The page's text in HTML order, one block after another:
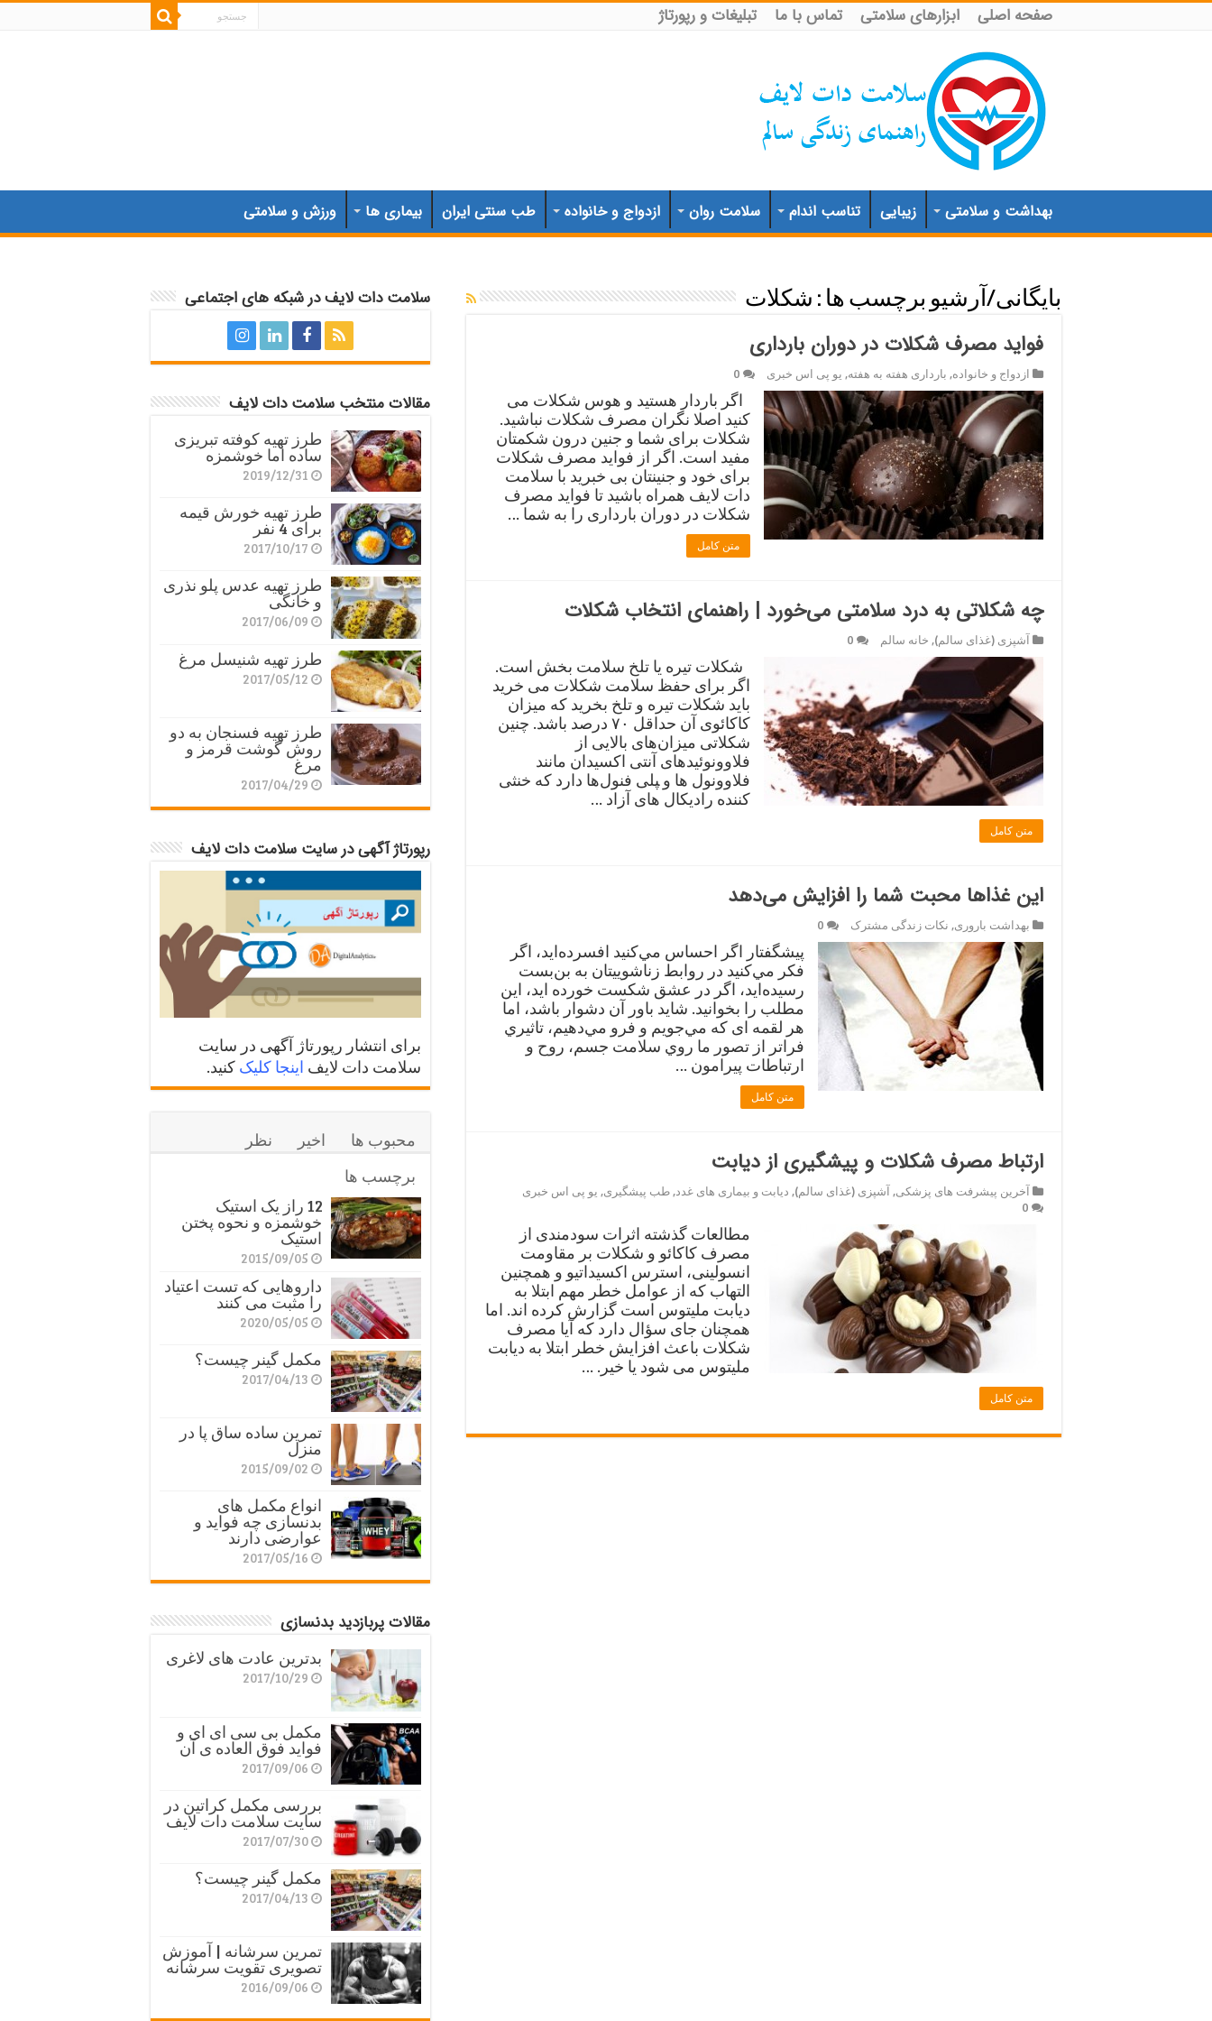
صفحه اصلی ابزارهای سلامتی تماس با ما تبلیغات و رپورتاژ
بهداشت و سلامتی زیبایی تناسب اندام سلامت روان ازدواج و خانواده طب سنتی ایران بیماری ها ورزش و سلامتی
بایگانی/آرشیو برچسب ها : شکلات
فواید مصرف شکلات در دوران بارداری
ازدواج و خانواده, بارداری هفته به هفته, یو پی اس خبری 0
اگر باردار هستید و هوس شکلات می
کنید اصلا نگران مصرف شکلات نباشید.
شکلات برای شما و جنین درون شکمتان
مفید است. اگر از فواید مصرف شکلات
برای خود و جنینتان بی خبرید با سلامت
دات لایف همراه باشید تا فواید مصرف
شکلات در دوران بارداری را به شما …
متن کامل
چه شکلاتی به درد سلامتی می‌خورد | راهنمای انتخاب شکلات
آشپزی (غذای سالم), خانه سالم 0
شکلات تیره یا تلخ سلامت بخش است.
اگر برای حفظ سلامت شکلات می خرید
باید شکلات تیره و تلخ بخرید که میزان
کاکائوی آن حداقل ۷۰ درصد باشد. چنین
شکلاتی میزان‌های بالایی از
فلاوونوئیدهای آنتی اکسیدان مانند
فلاوونول ها و ‍پلی فنول‌ها دارد که خنثی
کننده رادیکال های آزاد …
متن کامل
این غذاها محبت شما را افزایش می‌دهد
بهداشت باروری, نکات زندگی مشترک 0
پیشگفتار اگر احساس مي‌كنيد افسرده‌‌ايد، اگر
فكر مي‌كنيد در روابط زناشويیتان به بن‌بست
رسيده‌ايد، اگر در عشق شكست خورده ‌ايد، اين
مطلب را بخوانيد. شايد باور آن دشوار باشد، اما
هر لقمه ‌ای كه مي‌جويم و فرو مي‌دهيم، تاثيري
فراتر از تصور ما روي سلامت جسم، روح و
ارتباطات پيرامون …
متن کامل
ارتباط مصرف شکلات و پیشگیری از دیابت
آخرین پیشرفت های پزشکی,آشپزی (غذای سالم), دیابت و بیماری های غدد,طب پیشگیری, یو پی اس خبری
0
مطالعات گذشته اثرات سودمندی از
مصرف کاکائو و شکلات بر مقاومت
انسولینی، استرس اکسیداتیو و همچنین
التهاب که از عوامل خطر مهم ابتلا به
دیابت ملیتوس است گزارش کرده اند. اما
همچنان جای سؤال دارد که آیا مصرف
شکلات باعث افزایش خطر ابتلا به دیابت
ملیتوس می شود یا خیر. …
متن کامل
سلامت دات لایف در شبکه های اجتماعی
مقالات منتخب سلامت دات لایف
طرز تهیه کوفته تبریزی
ساده اما خوشمزه
2019/12/31
طرز تهیه خورش قیمه
برای 4 نفر
2017/10/17
طرز تهیه عدس پلو نذری
و خانگی
2017/06/09
طرز تهیه شنیسل مرغ
2017/05/12
طرز تهیه فسنجان به دو
روش گوشت قرمز و
مرغ
2017/04/29
رپورتاژ آگهی در سایت سلامت دات لایف
برای انتشار رپورتاژ آگهی در سایت
سلامت دات لایف اینجا کلیک کنید.
محبوب ها اخیر
نظر
برچسب ها
12 راز یک استیک
خوشمزه و نحوه پختن
استیک
2015/09/05
داروهایی که تست اعتیاد
را مثبت می کنند
2020/05/05
مکمل گینر چیست؟
2017/04/13
تمرین ساده ساق پا در
منزل
2015/09/02
انواع مکمل های
بدنسازی چه فواید و
عوارضی دارند
2017/05/16
مقالات پربازدید بدنسازی
بدترین عادت های لاغری
2017/10/29
مکمل بی سی ای ای و
فواید فوق العاده ی آن
2017/09/06
بررسی مکمل کراتین در
سایت سلامت دات لایف
2017/07/30
مکمل گینر چیست؟
2017/04/13
تمرین سرشانه | آموزش
تصویری تقویت سرشانه
2016/09/06